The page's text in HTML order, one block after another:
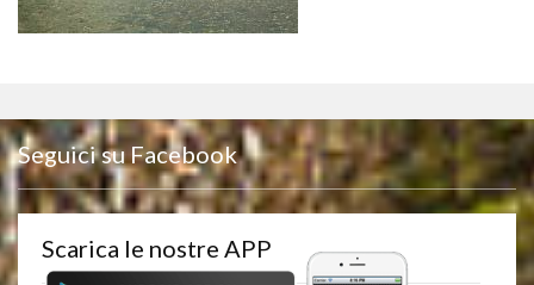
Seguici su Facebook
Scarica le nostre APP